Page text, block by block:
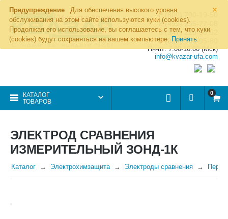
×
Предупреждение
Для обеспечения высокого уровня
обслуживания на этом сайте используются куки (cookies).
Продолжая его использование, вы соглашаетесь с тем, что куки
(cookies) будут сохраняться на вашем компьютере: Принять
8 (800) 700-19-50
8 (495) 255-77-08
8 (347) 225-00-52
8 (986) 963-95-80
Пн-пт: 7.00-16.00 (Мск)
info@kvazar-ufa.com
КАТАЛОГ
ТОВАРОВ
0
ЭЛЕКТРОД СРАВНЕНИЯ
ИЗМЕРИТЕЛЬНЫЙ ЗОНД-1К
Каталог Электрохимзащита Электроды сравнения